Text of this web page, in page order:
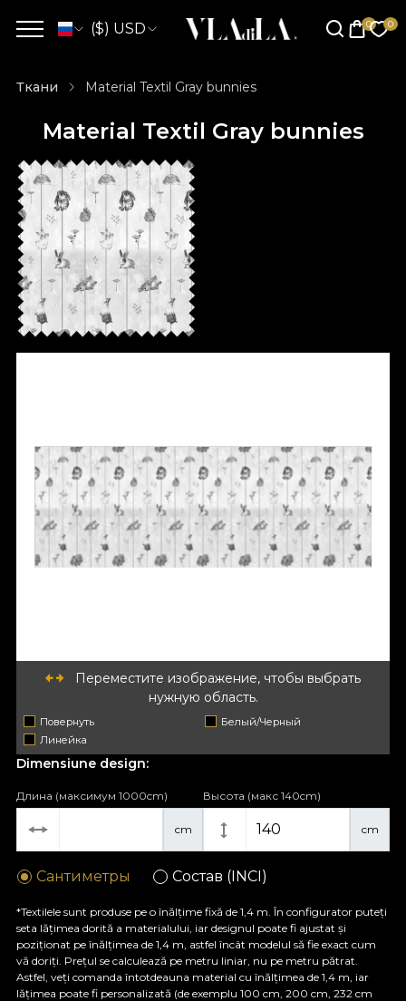
($) USD
Ткани Material Textil Gray bunnies
Material Textil Gray bunnies
Переместите изображение, чтобы выбрать
нужную область.
Повернуть
Белый/Черный
Линейка
Dimensiune design:
cm
Длина (максимум 1000cm)
cm
Высота (макс 140cm)
Сантиметры Состав (INCI)
*Textilele sunt produse pe o înălțime fixă de 1,4 m. În configurator puteți
seta lățimea dorită a materialului, iar designul poate fi ajustat și
poziționat pe înălțimea de 1,4 m, astfel încât modelul să fie exact cum
vă doriți. Prețul se calculează pe metru liniar, nu pe metru pătrat.
Astfel, veți comanda întotdeauna material cu înălțimea de 1,4 m, iar
lățimea poate fi personalizată (de exemplu 100 cm, 200 cm, 232 cm